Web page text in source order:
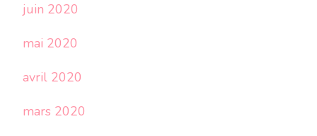
juin 2020
mai 2020
avril 2020
mars 2020